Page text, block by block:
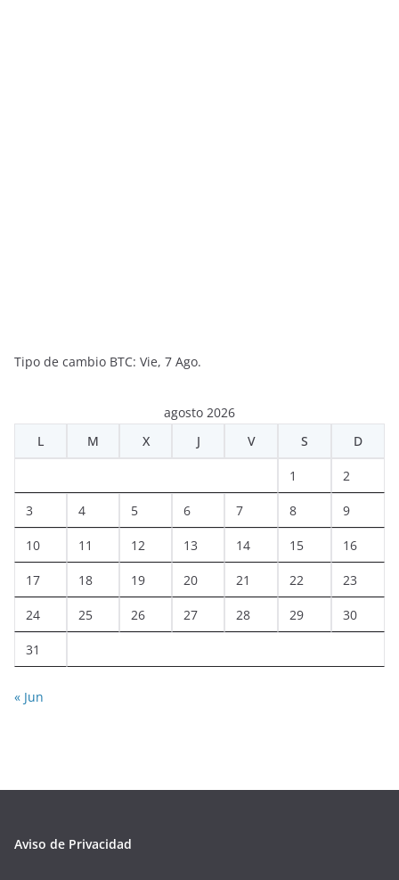
Tipo de cambio BTC: Vie, 7 Ago.
agosto 2026
L
M X J V S D
1 2
3 4 5 6 7 8 9
10 11 12 13 14 15 16
17 18 19 20 21 22 23
24 25 26 27 28 29 30
31
« Jun
Aviso de Privacidad